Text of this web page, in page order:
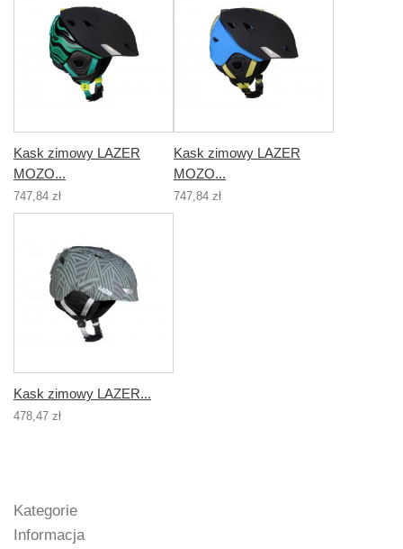
Kask zimowy LAZER
MOZO...
747,84 zł
Kask zimowy LAZER
MOZO...
747,84 zł
Kask zimowy LAZER...
478,47 zł
Kategorie
Informacja